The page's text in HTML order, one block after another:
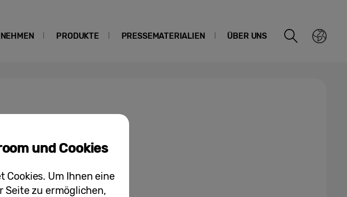
PRODUKTE PRESSEMATERIALIEN ÜBER UNS
und Cookies
Cookies. Um Ihnen eine
Seite zu ermöglichen,